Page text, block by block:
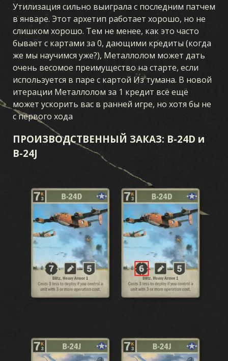
Утилизация сильно выиграла с последним патчем
в январе. Этот архетип работает хорошо, но не
слишком хорошо. Тем не менее, как это часто
бывает с картами за 0, дающими кредиты (когда
же мы научимся уже?), Металлолом может дать
очень весомое преимущество на старте, если
используется в паре с картой Из тумана. В новой
итерации Металлолом за 1 кредит всё ещё
может ускорить вас в ранней игре, но хотя бы не
с первого хода
ПРОИЗВОДСТВЕННЫЙ ЗАКАЗ: B-24D и
B-24J